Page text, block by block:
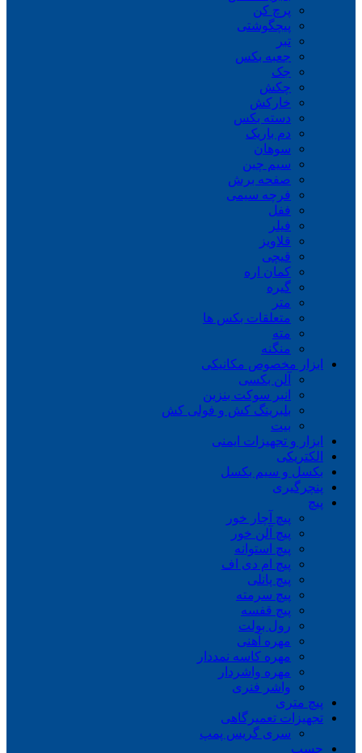
پرچ کن
پیچگوشتی
تبر
جعبه بکس
جک
چکش
خارکش
دسته بکس
دم باریک
سوهان
سیم چین
صفحه برش
فرچه سیمی
ففل
فیلر
قلاویز
قیچی
کمان اره
گیره
متر
متعلقات بکس ها
مته
منگنه
ابزار مخصوص مکانیکی
آلن بکسی
انبر سوکت بنزین
بلبرینگ کش و فولی کش
بیت
ابزار و تجهیزات ایمنی
الکتریکی
بکسل و سیم بکسل
پنچرگیری
پیچ
پیچ آچار خور
پیچ آلن خور
پیچ استوانه
پیچ ام دی اف
پیچ پانلی
پیچ سرمته
پیچ قفسه
رول بولت
مهره آهنی
مهره کاسه نمددار
مهره واشردار
واشر فنری
پیچ متری
تجهیزات تعمیرگاهی
سری گریس پمپ
چسب